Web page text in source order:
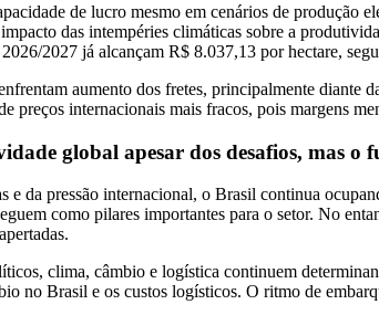
de lucro mesmo em cenários de
das intempéries climáticas sobre a
2027 já alcançam R$ 8.037,13 por hectare,
aumento dos fretes, principalmente diante
preços internacionais mais fracos, pois margens
global apesar dos desafios, mas o
e da pressão internacional, o Brasil continua
como pilares importantes para o setor. No
clima, câmbio e logística continuem
no Brasil e os custos logísticos. O ritmo de